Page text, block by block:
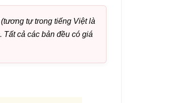
(tương tự trong tiếng Việt là
Tất cả các bản đều có giá